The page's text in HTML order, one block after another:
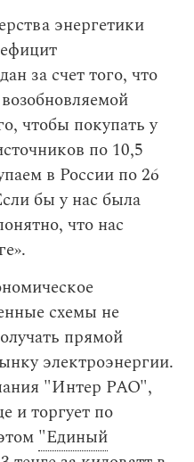
энергетики
за счет того, что
чтобы покупать у
по 10,5
в России по 26
бы у нас была
что нас
схемы не
прямой
электроэнергии.
"Интер РАО",
и торгует по
"Единый